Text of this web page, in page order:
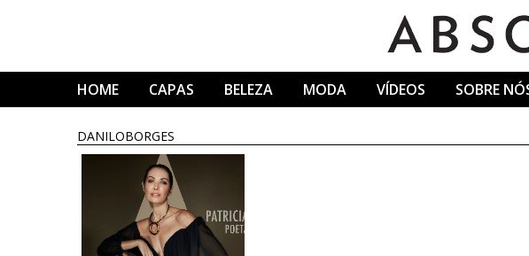
HOME CAPAS BELEZA MODA VÍDEOS SOBRE
DANILOBORGES